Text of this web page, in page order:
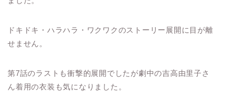
ドキドキ・ハラハラ・ワクワクのストーリー展開に目が離
せません。
第7話のラストも衝撃的展開でしたが劇中の吉高由里子さ
ん着用の衣装も気になりました。